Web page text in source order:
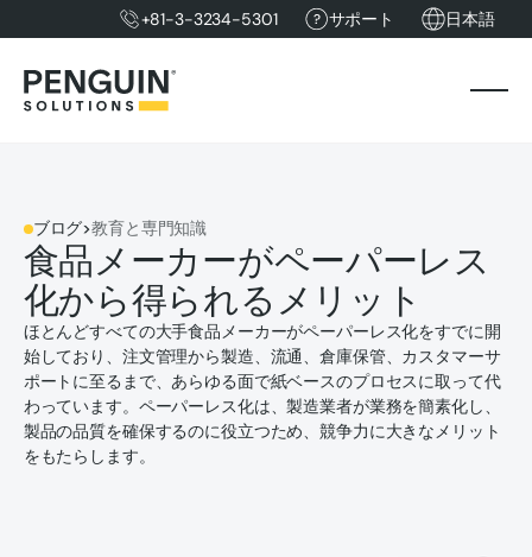
+81-3-3234-5301 サポート 日本語
ブログ>教育と専門知識
食品メーカーがペーパーレス
化から得られるメリット
ほとんどすべての大手食品メーカーがペーパーレス化をすでに開
始しており、注文管理から製造、流通、倉庫保管、カスタマーサ
ポートに至るまで、あらゆる面で紙ベースのプロセスに取って代
わっています。ペーパーレス化は、製造業者が業務を簡素化し、
製品の品質を確保するのに役立つため、競争力に大きなメリット
をもたらします。